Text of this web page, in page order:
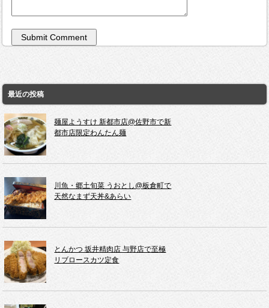
最近の投稿
麺屋ようすけ 新都市店@佐野市で新
都市店限定わんたん麺
川魚・郷土旬菜 うおとし@板倉町で
天然なまず天丼&あらい
とんかつ 坂井精肉店 与野店で至極
リブロースカツ定食